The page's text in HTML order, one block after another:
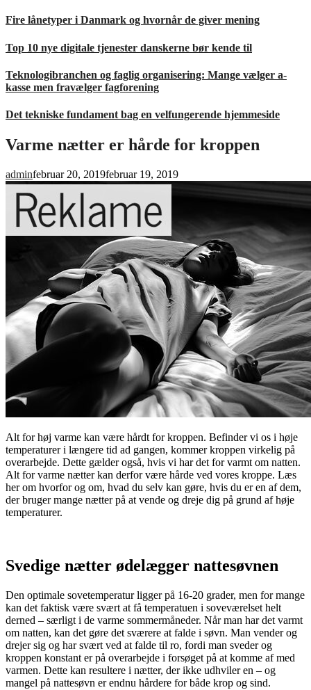
Fire lånetyper i Danmark og hvornår de giver mening
Top 10 nye digitale tjenester danskerne bør kende til
Teknologibranchen og faglig organisering: Mange vælger a-
kasse men fravælger fagforening
Det tekniske fundament bag en velfungerende hjemmeside
Varme nætter er hårde for kroppen
adminfebruar 20, 2019februar 19, 2019
Alt for høj varme kan være hårdt for kroppen. Befinder vi os i høje
temperaturer i længere tid ad gangen, kommer kroppen virkelig på
overarbejde. Dette gælder også, hvis vi har det for varmt om natten.
Alt for varme nætter kan derfor være hårde ved vores kroppe. Læs
her om hvorfor og om, hvad du selv kan gøre, hvis du er en af dem,
der bruger mange nætter på at vende og dreje dig på grund af høje
temperaturer.
Svedige nætter ødelægger nattesøvnen
Den optimale sovetemperatur ligger på 16-20 grader, men for mange
kan det faktisk være svært at få temperatuen i soveværelset helt
derned – særligt i de varme sommermåneder. Når man har det varmt
om natten, kan det gøre det sværere at falde i søvn. Man vender og
drejer sig og har svært ved at falde til ro, fordi man sveder og
kroppen konstant er på overarbejde i forsøget på at komme af med
varmen. Dette kan resultere i nætter, der ikke udhviler en – og
mangel på nattesøvn er endnu hårdere for både krop og sind.